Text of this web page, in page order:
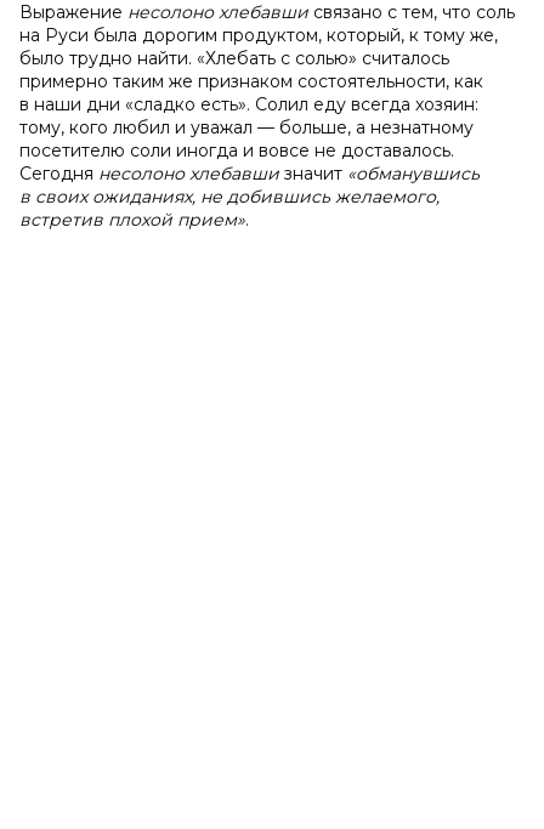
Выражение несолоно хлебавши связано с тем, что соль
на Руси была дорогим продуктом, который, к тому же,
было трудно найти. «Хлебать с солью» считалось
примерно таким же признаком состоятельности, как
в наши дни «сладко есть». Солил еду всегда хозяин:
тому, кого любил и уважал — больше, а незнатному
посетителю соли иногда и вовсе не доставалось.
Сегодня несолоно хлебавши значит «обманувшись
в своих ожиданиях, не добившись желаемого,
встретив плохой прием».